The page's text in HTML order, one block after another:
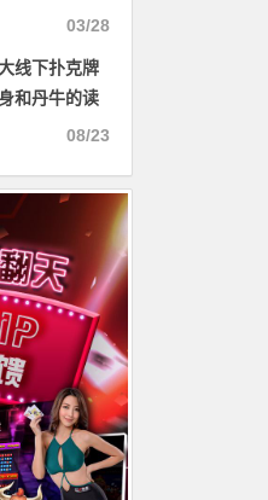
03/28
线下扑克牌
和丹牛的读
08/23